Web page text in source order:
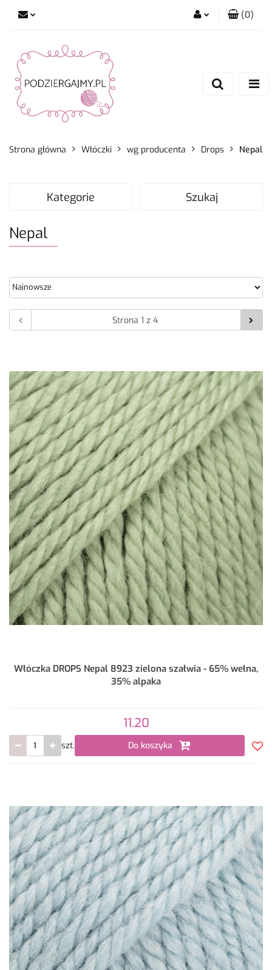
(0)
Strona główna Włóczki wg producenta Drops Nepal
Kategorie Szukaj
Nepal
Włóczka DROPS Nepal 8923 zielona szałwia - 65% wełna,
35% alpaka
11.20
szt. Do koszyka